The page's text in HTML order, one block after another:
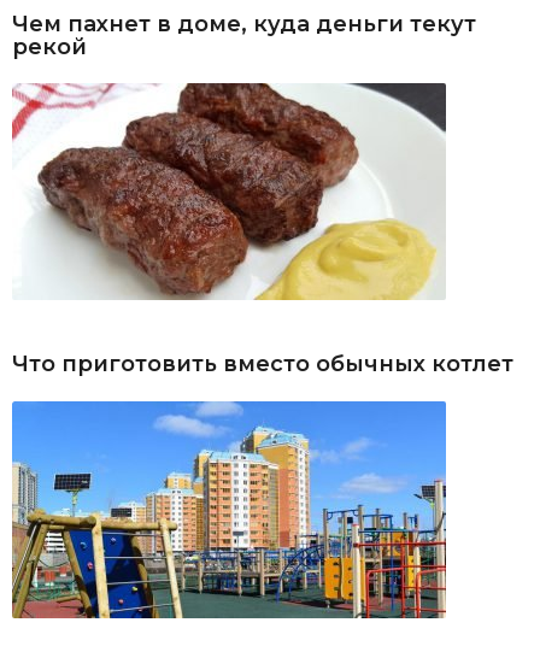
Чем пахнет в доме, куда деньги текут
рекой
Что приготовить вместо обычных котлет